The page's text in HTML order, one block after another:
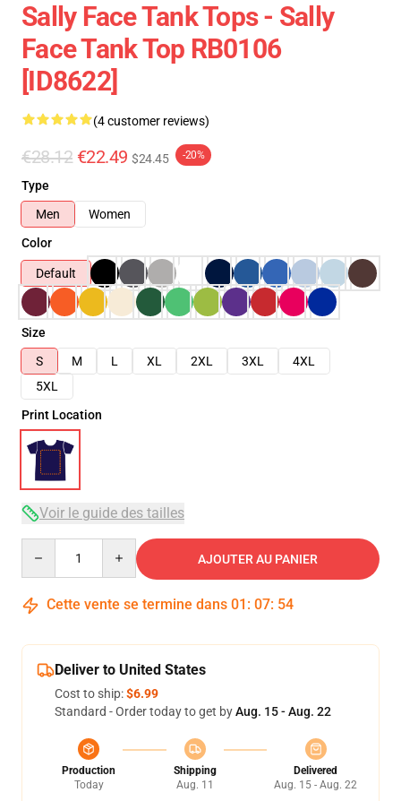
Sally Face Tank Tops - Sally
Face Tank Top RB0106
[ID8622]
(4 customer reviews)
€28.12 €22.49 $24.45 -20%
Type
Men
Women
Color
Default
Size
S
M L XL 2XL 3XL
4XL
5XL
Print Location
Voir le guide des tailles
AJOUTER AU PANIER
Cette vente se termine dans 01 : 07: 54
Deliver to United States
Cost to ship:$6.99
Standard - Order today to get byAug. 15 - Aug. 22
Production
Today
Shipping
Aug. 11
Delivered
Aug. 15 - Aug. 22